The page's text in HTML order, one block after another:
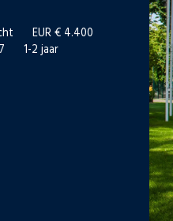
EUR € 4.400
1-2 jaar